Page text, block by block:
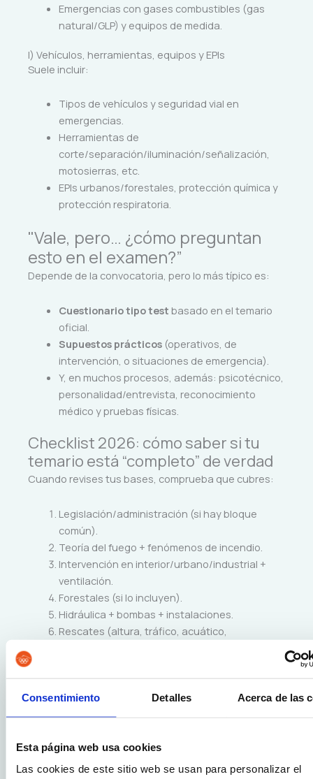
Consentimiento Detalles Acerca de las
Esta página web usa cookies
Las cookies de este sitio web se usan para personalizar el
Emergencias con gases combustibles (gas
natural/GLP) y equipos de medida.
I) Vehículos, herramientas, equipos y EPIs
Suele incluir:
Tipos de vehículos y seguridad vial en
emergencias.
Herramientas de
corte/separación/iluminación/señalización,
motosierras, etc.
EPIs urbanos/forestales, protección química y
protección respiratoria.
"Vale, pero… ¿cómo preguntan
esto en el examen?”
Depende de la convocatoria, pero lo más típico es:
Cuestionario tipo test basado en el temario
oficial.
Supuestos prácticos (operativos, de
intervención, o situaciones de emergencia).
Y, en muchos procesos, además: psicotécnico,
personalidad/entrevista, reconocimiento
médico y pruebas físicas.
Checklist 2026: cómo saber si tu
temario está “completo” de verdad
Cuando revises tus bases, comprueba que cubres:
Legislación/administración (si hay bloque
común).
Teoría del fuego + fenómenos de incendio.
Intervención en interior/urbano/industrial +
ventilación.
Forestales (si lo incluyen).
Hidráulica + bombas + instalaciones.
Rescates (altura, tráfico, acuático,
Edificación/CTE/PCI +
patología/apuntalamientos.
Riesgos (eléctrico, MMPP, radiológico, gases).
Si algún bloque no aparece en tus bases, no lo